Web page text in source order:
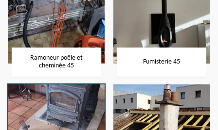
Ramoneur poêle et
cheminée 45
Fumisterie 45